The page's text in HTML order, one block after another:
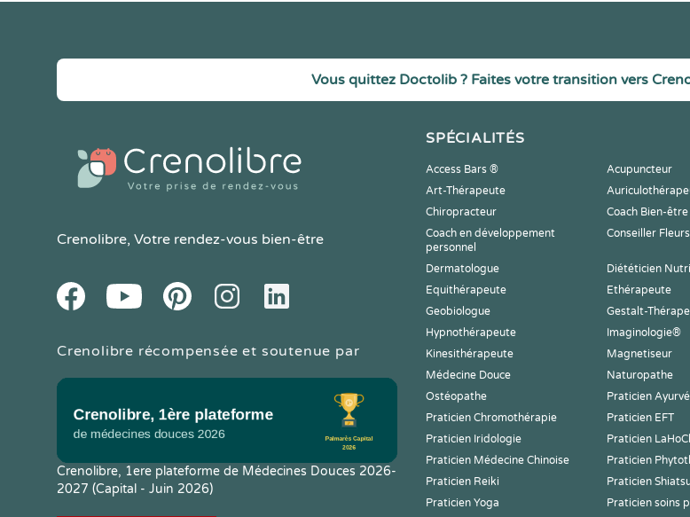
Vous quittez Doctolib ? Faites votre transition vers
Crenolibre, Votre rendez-vous bien-être
FacebookYoutube PinteresetInstagramLinkedIn
Crenolibre récompensée et soutenue par
Crenolibre, 1ere plateforme de Médecines Douces 2026-
2027 (Capital - Juin 2026)
SPÉCIALITÉS
Access Bars ® Acupuncteur
Art-Thérapeute
Chiropracteur
Coach Bien-être
Coach en développement
personnel
Conseiller
Dermatologue Diététicien
Equithérapeute
Ethérapeute
Geobiologue
Gestalt-
Hypnothérapeute
Imaginologie®
Kinesithérapeute
Magnetiseur
Médecine Douce
Naturopathe
Ostéopathe
Praticien
Praticien Chromothérapie
Praticien EFT
Praticien Iridologie
Praticien
Praticien Médecine Chinoise
Praticien
Praticien Reiki
Praticien
Praticien Yoga
Praticien soins